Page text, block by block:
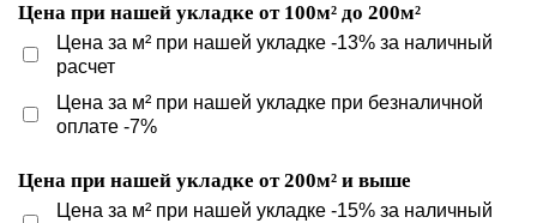
Цена при нашей укладке от 100м² до 200м²
Цена за м² при нашей укладке -13% за наличный
расчет
Цена за м² при нашей укладке при безналичной
оплате -7%
Цена при нашей укладке от 200м² и выше
Цена за м² при нашей укладке -15% за наличный